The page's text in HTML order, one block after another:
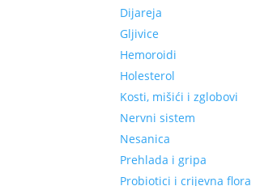
Dijareja
Gljivice
Hemoroidi
Holesterol
Kosti, mišići i zglobovi
Nervni sistem
Nesanica
Prehlada i gripa
Probiotici i crijevna flora